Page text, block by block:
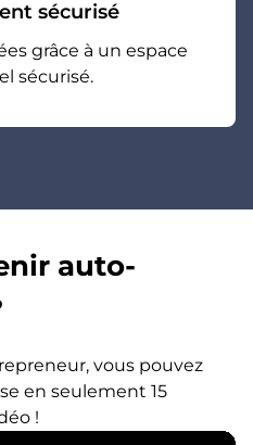
sécurisé
grâce à un espace
sécurisé.
auto-
vous pouvez
en seulement 15
!